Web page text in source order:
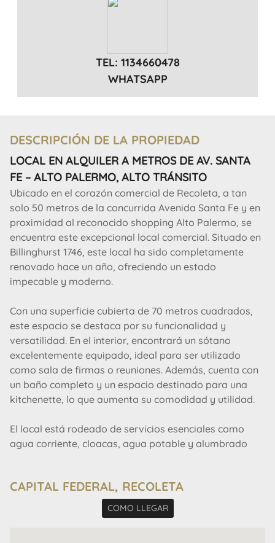
TEL: 1134660478
WHATSAPP
DESCRIPCIÓN DE LA PROPIEDAD
LOCAL EN ALQUILER A METROS DE AV. SANTA
FE – ALTO PALERMO, ALTO TRÁNSITO
Ubicado en el corazón comercial de Recoleta, a tan
solo 50 metros de la concurrida Avenida Santa Fe y en
proximidad al reconocido shopping Alto Palermo, se
encuentra este excepcional local comercial. Situado en
Billinghurst 1746, este local ha sido completamente
renovado hace un año, ofreciendo un estado
impecable y moderno.
Con una superficie cubierta de 70 metros cuadrados,
este espacio se destaca por su funcionalidad y
versatilidad. En el interior, encontrará un sótano
excelentemente equipado, ideal para ser utilizado
como sala de firmas o reuniones. Además, cuenta con
un baño completo y un espacio destinado para una
kitchenette, lo que aumenta su comodidad y utilidad.
El local está rodeado de servicios esenciales como
agua corriente, cloacas, agua potable y alumbrado
Perfecto para emprendedores y negocios que buscan
establecerse en una de las zonas más vibrantes de
Buenos Aires, este local ofrece una combinación ideal
CAPITAL FEDERAL, RECOLETA
COMO LLEGAR